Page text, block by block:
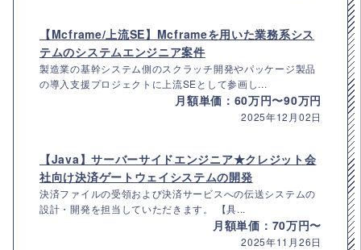
【Mcframe/上流SE】Mcframeを用いた業務系シス
テムのシステムエンジニア案件
製造業の基幹システム側のスクラッチ開発やパッケージ製品
の導入支援プロジェクトに上流SEとして参画し...
月額単価：60万円〜90万円
2025年12月02日
【Java】サーバーサイドエンジニア★クレジット会
社向け決済ゲートウェイシステムの開発
決済ファイルの受領および決済サービスへの伝送システムの
設計・開発を担当していただきます。 【具...
月額単価：70万円〜
2025年11月26日